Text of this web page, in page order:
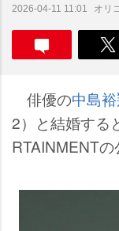
2026-04-11 11:01 オリ
俳優の中島
2）と結婚する
RTAINMENTの